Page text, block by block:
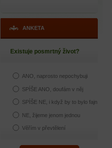
ANKETA
Existuje posmrtný život?
ANO, naprosto nepochybuji
SPÍŠE ANO, doufám v něj
SPÍŠE NE, i když by to bylo fajn
NE, žijeme jenom jednou
Věřím v převtělení